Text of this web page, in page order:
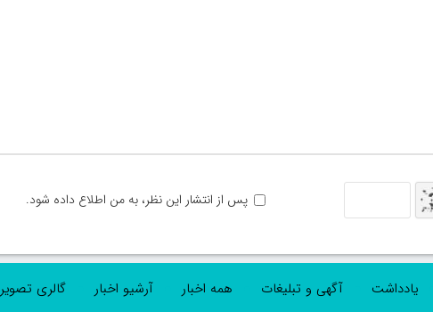
پس از انتشار این نظر، به من اطلاع داده شود.
یادداشت آگهی و تبلیغات همه اخبار آرشیو اخبار گالری تصویر